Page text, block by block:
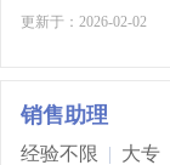
更新于：2026-02-02
销售助理
经验不限 | 大专